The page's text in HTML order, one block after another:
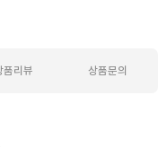
품리뷰 상품문의